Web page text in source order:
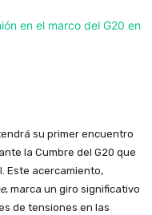
su primer encuentro
la Cumbre del G20 que
Este acercamiento,
, marca un giro significativo
de tensiones en las